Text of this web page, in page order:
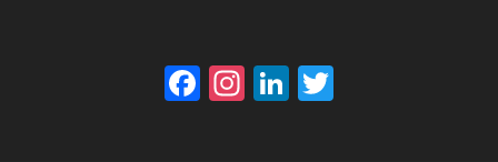
Facebook
Instagram
LinkedIn